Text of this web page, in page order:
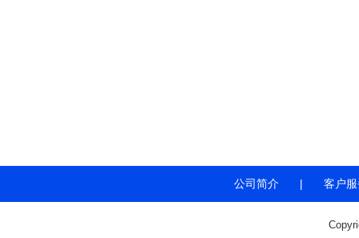
公司简介 | 客户